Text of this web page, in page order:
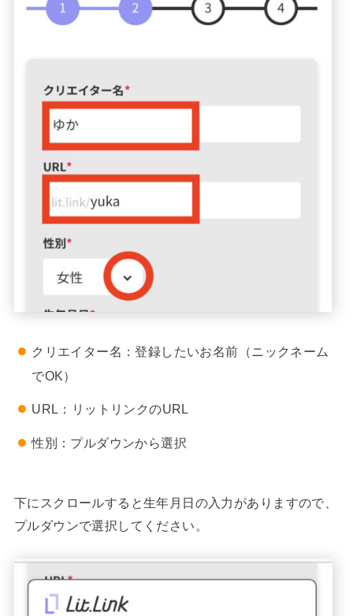
クリエイター名：登録したいお名前（ニックネーム
でOK）
URL：リットリンクのURL
性別：プルダウンから選択
下にスクロールすると生年月日の入力がありますので、
プルダウンで選択してください。